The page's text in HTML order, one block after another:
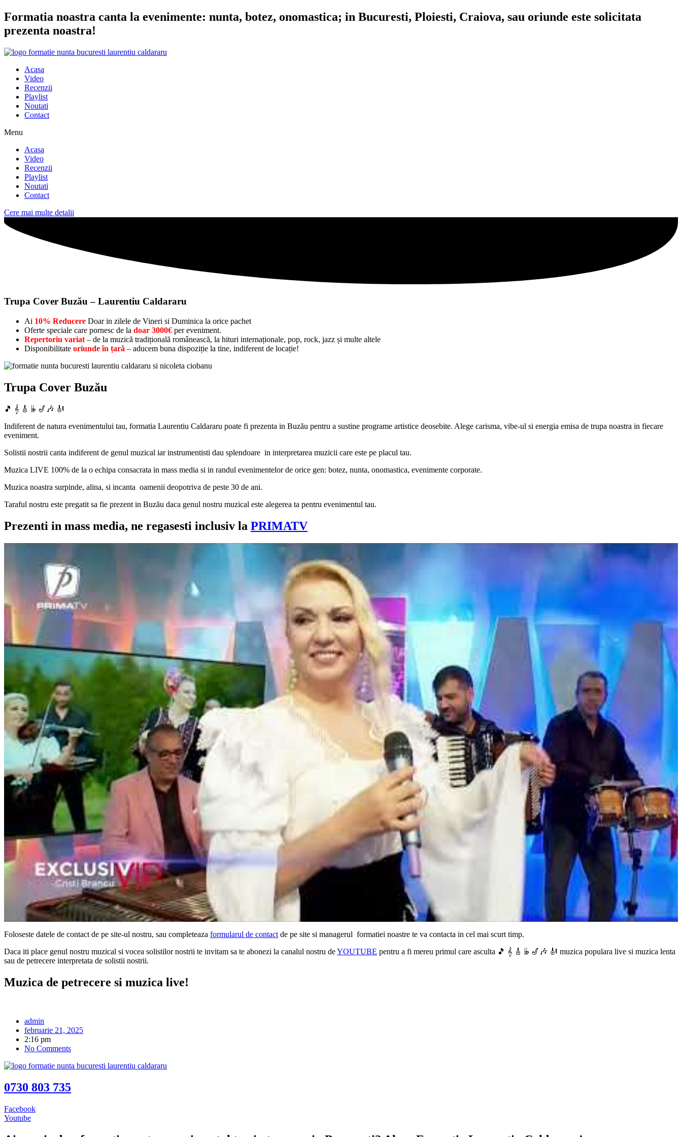
Sari
la
conținut
Formatia noastra canta la evenimente: nunta, botez, onomastica; in Bucuresti, Ploiesti, Craiova, sau oriunde este solicitata
prezenta noastra!
Acasa
Video
Recenzii
Playlist
Noutati
Contact
Menu
Acasa
Video
Recenzii
Playlist
Noutati
Contact
Cere mai multe detalii
Trupa Cover Buzău – Laurentiu Caldararu
Ai 10% Reducere Doar in zilele de Vineri si Duminica la orice pachet
Oferte speciale care pornesc de la doar 3000€ per eveniment.
Repertoriu variat – de la muzică tradițională românească, la hituri internaționale, pop, rock, jazz și multe altele
Disponibilitate oriunde în țară – aducem buna dispoziție la tine, indiferent de locație!
Trupa Cover Buzău
🎵 𝄞 🎸 𝄫 🎷🎶 🎻
Indiferent de natura evenimentului tau, formatia Laurentiu Caldararu poate fi prezenta in Buzău pentru a sustine programe artistice deosebite. Alege carisma, vibe-ul si energia emisa de trupa noastra in fiecare
eveniment.
Solistii nostrii canta indiferent de genul muzical iar instrumentisti dau splendoare in interpretarea muzicii care este pe placul tau.
Muzica LIVE 100% de la o echipa consacrata in mass media si in randul evenimentelor de orice gen: botez, nunta, onomastica, evenimente corporate.
Muzica noastra surpinde, alina, si incanta oamenii deopotriva de peste 30 de ani.
Taraful nostru este pregatit sa fie prezent in Buzău daca genul nostru muzical este alegerea ta pentru evenimentul tau.
Prezenti in mass media, ne regasesti inclusiv la PRIMATV
Foloseste datele de contact de pe site-ul nostru, sau completeaza formularul de contactde pe site si managerul formatiei noastre te va contacta in cel mai scurt timp.
Daca iti place genul nostru muzical si vocea solistilor nostrii te invitam sa te abonezi la canalul nostru deYOUTUBE pentru a fi mereu primul care asculta 🎵 𝄞 🎸 𝄫 🎷🎶 🎻 muzica populara live si muzica lenta
sau de petrecere interpretata de solistii nostrii.
Muzica de petrecere si muzica live!
admin
februarie 21, 2025
2:16 pm
No Comments
0730 803 735
Facebook
Youtube